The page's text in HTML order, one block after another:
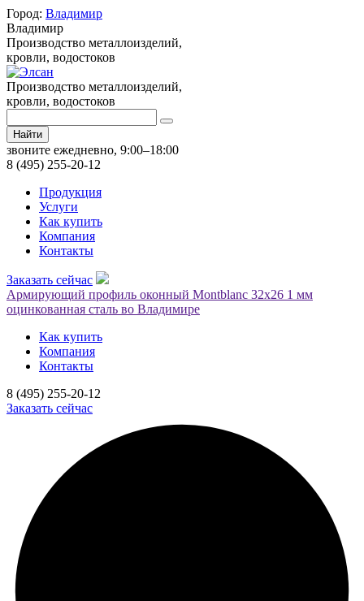
Город: Владимир
Владимир
Производство металлоизделий,
кровли, водостоков
Производство металлоизделий,
кровли, водостоков
Найти
звоните ежедневно, 9:00–18:00
8 (495) 255-20-12
Продукция
Услуги
Как купить
Компания
Контакты
Заказать сейчас
Армирующий профиль оконный Montblanc 32х26 1 мм
оцинкованная сталь во Владимире
Как купить
Компания
Контакты
8 (495) 255-20-12
Заказать сейчас